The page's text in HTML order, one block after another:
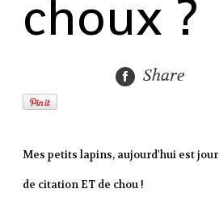
choux ?
Share
Mes petits lapins, aujourd'hui est jour
de citation ET de chou !